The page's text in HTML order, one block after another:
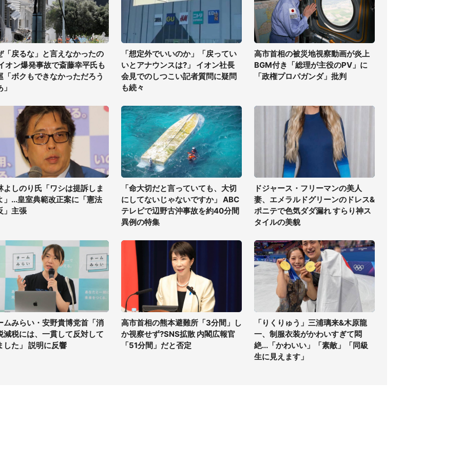
「戻るな」と言えなかったの
オン爆発事故で斎藤幸平氏も
「ボクもできなかっただろう
「想定外でいいのか」「戻ってい
いとアナウンスは?」 イオン社長
会見でのしつこい記者質問に疑問
も続々
高市首相の被災地視察動画が炎上
BGM付き「総理が主役のPV」に
「政権プロパガンダ」批判
よしのり氏「ワシは提訴しま
」...皇室典範改正案に「憲法
」主張
「命大切だと言っていても、大切
にしてないじゃないですか」 ABC
テレビで辺野古沖事故を約40分間
異例の特集
ドジャース・フリーマンの美人
妻、エメラルドグリーンのドレス&
ポニテで色気ダダ漏れ すらり神ス
タイルの美貌
ムみらい・安野貴博党首「消
減税には、一貫して反対して
した」 説明に反響
高市首相の熊本避難所「3分間」し
か視察せず?SNS拡散 内閣広報官
「51分間」だと否定
「りくりゅう」三浦璃来&木原龍
一、制服衣装がかわいすぎて悶
絶...「かわいい」「素敵」「同級
生に見えます」